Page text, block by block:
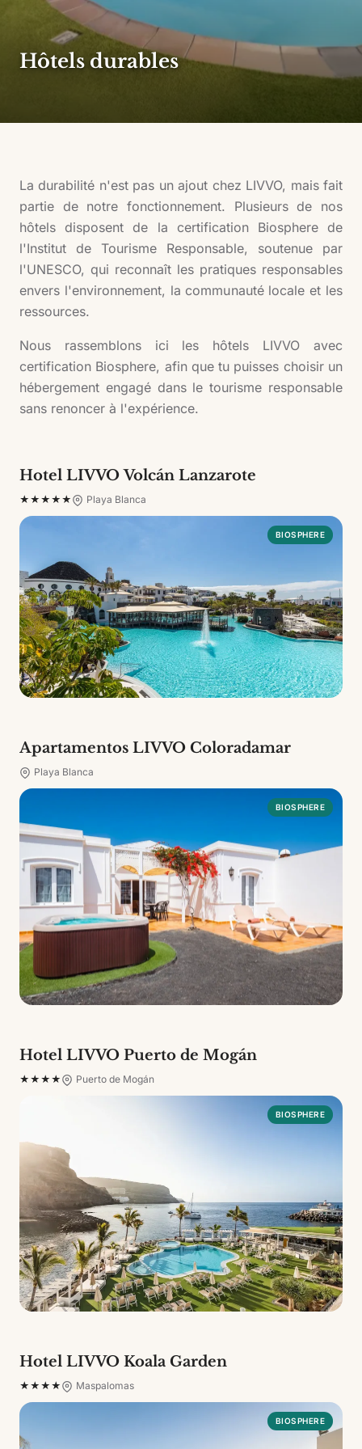
Hôtels durables
La durabilité n'est pas un ajout chez LIVVO, mais fait
partie de notre fonctionnement. Plusieurs de nos
hôtels disposent de la certification Biosphere de
l'Institut de Tourisme Responsable, soutenue par
l'UNESCO, qui reconnaît les pratiques responsables
envers l'environnement, la communauté locale et les
ressources.
Nous rassemblons ici les hôtels LIVVO avec
certification Biosphere, afin que tu puisses choisir un
hébergement engagé dans le tourisme responsable
sans renoncer à l'expérience.
Hôtels durables
Hotel LIVVO Volcán Lanzarote
★★★★★ Playa Blanca
BIOSPHERE
Apartamentos LIVVO Coloradamar
Playa Blanca
BIOSPHERE
Hotel LIVVO Puerto de Mogán
★★★★ Puerto de Mogán
BIOSPHERE
Hotel LIVVO Koala Garden
★★★★ Maspalomas
BIOSPHERE